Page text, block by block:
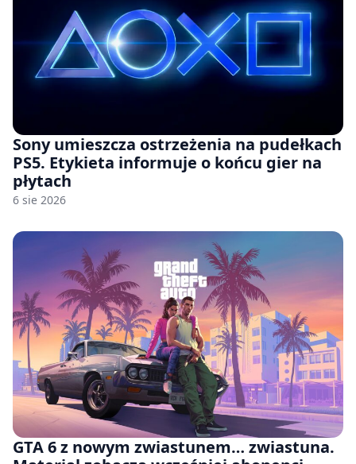
Sony umieszcza ostrzeżenia na pudełkach
PS5. Etykieta informuje o końcu gier na
płytach
6 sie 2026
GTA 6 z nowym zwiastunem… zwiastuna.